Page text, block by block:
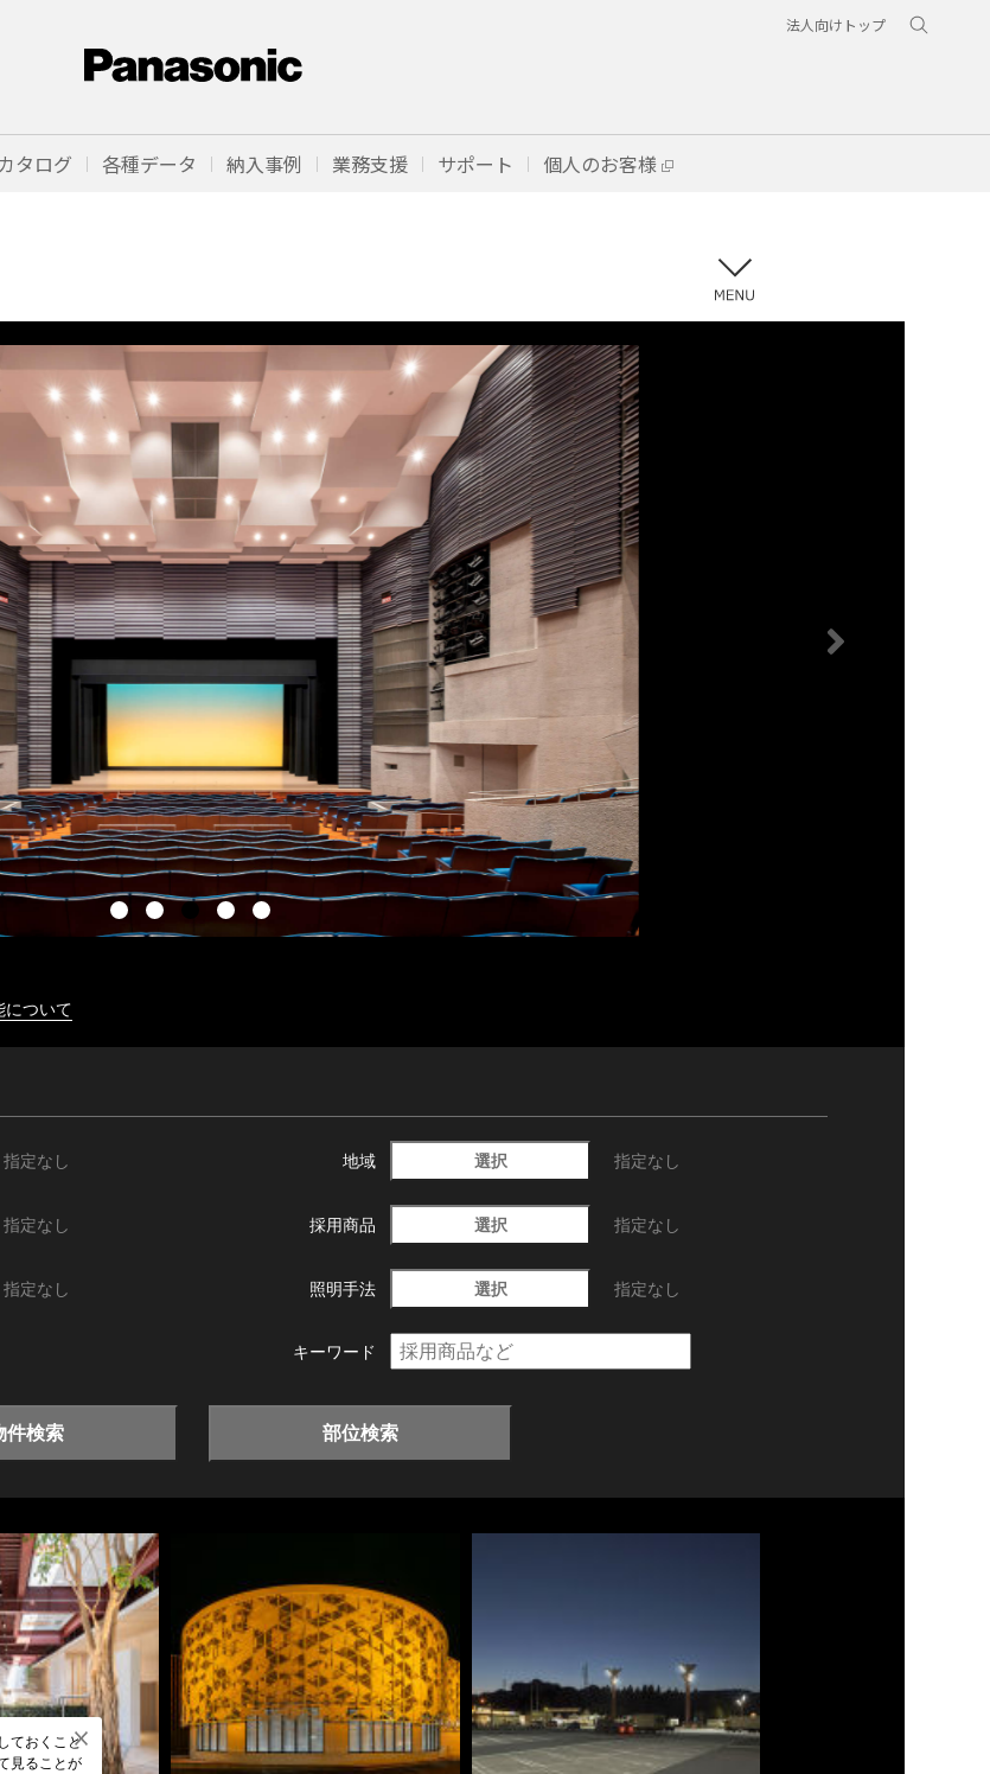
法人向けトップ
カタログ 各種データ 納入事例 業務支援 サポート 個人のお客様
について
指定なし 地域 選択 指定なし
指定なし 採用商品 選択 指定なし
指定なし 照明手法 選択 指定なし
キーワード
件検索 部位検索
ておくこと
見ることが